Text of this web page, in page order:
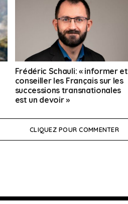
Frédéric Schauli: « informer et
conseiller les Français sur les
successions transnationales
est un devoir »
CLIQUEZ POUR COMMENTER